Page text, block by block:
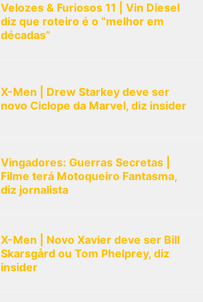
Velozes & Furiosos 11 | Vin Diesel
diz que roteiro é o “melhor em
décadas”
X-Men | Drew Starkey deve ser
novo Ciclope da Marvel, diz insider
Vingadores: Guerras Secretas |
Filme terá Motoqueiro Fantasma,
diz jornalista
X-Men | Novo Xavier deve ser Bill
Skarsgård ou Tom Phelprey, diz
insider